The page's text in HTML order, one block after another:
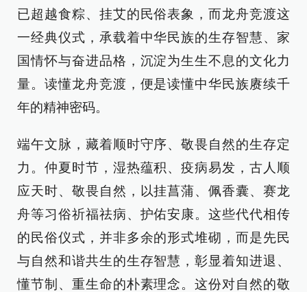
已超越食粽、挂艾的民俗表象，而龙舟竞渡这
一经典仪式，承载着中华民族的生存智慧、家
国情怀与奋进品格，沉淀为生生不息的文化力
量。读懂龙舟竞渡，便是读懂中华民族赓续千
年的精神密码。
端午文脉，藏着顺时守序、敬畏自然的生存定
力。仲夏时节，湿热蕴积、疫病易发，古人顺
应天时、敬畏自然，以挂菖蒲、佩香囊、赛龙
舟等习俗祈福祛病、护佑安康。这些代代相传
的民俗仪式，并非多余的形式堆砌，而是先民
与自然和谐共生的生存智慧，彰显着知进退、
懂节制、重生命的朴素理念。这份对自然的敬